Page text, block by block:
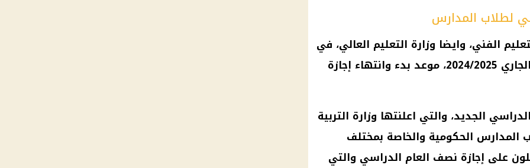
لطلاب المدارس
الفني، وايضا وزارة التعليم العالي، في
2025، موعد بدء وانتهاء
إجازة
الجديد، والتي اعلنتها وزارة التربية
المدارس الحكومية والخاصة بمختلف
على إجازة نصف العام الدراسي والتي